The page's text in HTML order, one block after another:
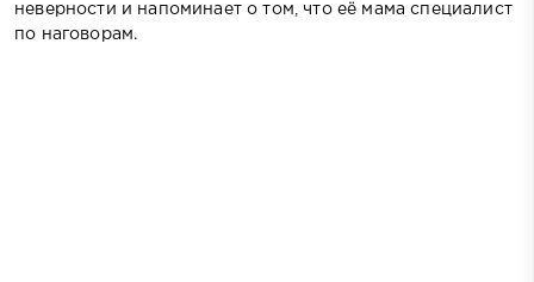
неверности и напоминает о том, что её мама специалист
по наговорам.